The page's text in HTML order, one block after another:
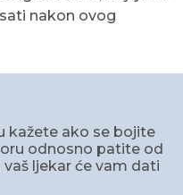
nakon ovog
kažete ako se bojite
odnosno patite od
ljekar će vam dati